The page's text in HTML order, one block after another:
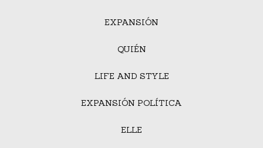
EXPANSIÓN
QUIÉN
LIFE AND STYLE
EXPANSIÓN POLÍTICA
ELLE